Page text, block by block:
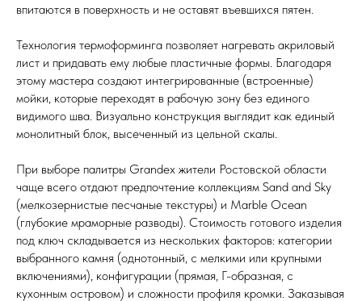
впитаются в поверхность и не оставят въевшихся пятен.
Технология термоформинга позволяет нагревать акриловый
лист и придавать ему любые пластичные формы. Благодаря
этому мастера создают интегрированные (встроенные)
мойки, которые переходят в рабочую зону без единого
видимого шва. Визуально конструкция выглядит как единый
монолитный блок, высеченный из цельной скалы.
При выборе палитры Grandex жители Ростовской области
чаще всего отдают предпочтение коллекциям Sand and Sky
(мелкозернистые песчаные текстуры) и Marble Ocean
(глубокие мраморные разводы). Стоимость готового изделия
под ключ складывается из нескольких факторов: категории
выбранного камня (однотонный, с мелкими или крупными
включениями), конфигурации (прямая, Г-образная, с
кухонным островом) и сложности профиля кромки. Заказывая